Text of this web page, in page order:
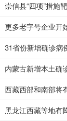
崇信县“四项”措施
更多老字号企业开
31省份新增确诊病
内蒙古新增本土确
西藏西部和南部将
黑龙江西藏等地有